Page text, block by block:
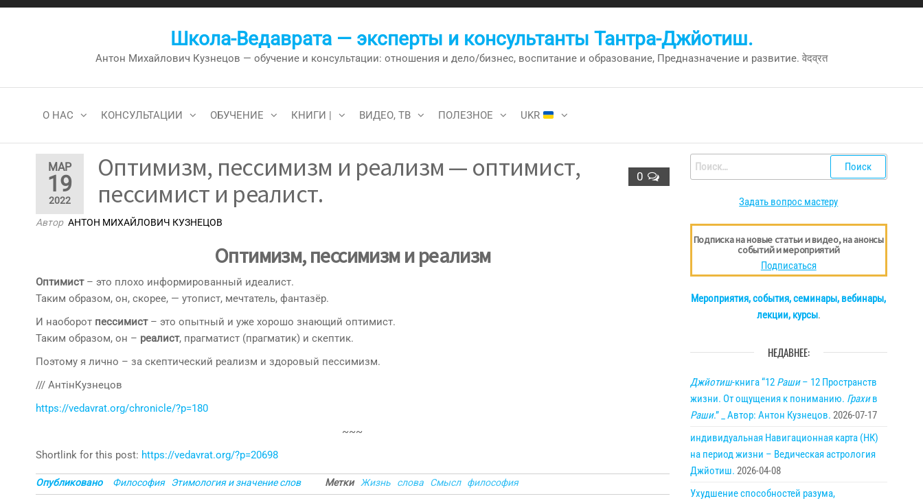
Перейти
Школа-Ведаврата — эксперты и консультанты Тантра-Джйотиш.
Антон Михайлович Кузнецов — обучение и консультации: отношения и дело/бизнес, воспитание и образование, Предназначение и развитие. वेदव्रत
О НАС КОНСУЛЬТАЦИИ ОБУЧЕНИЕ КНИГИ | ВИДЕО, ТВ ПОЛЕЗНОЕ UKR
МАР
19
2022
0
Оптимизм, пессимизм и реализм — оптимист,
пессимист и реалист.
Автор АНТОН МИХАЙЛОВИЧ КУЗНЕЦОВ
Оптимизм, пессимизм и реализм
Оптимист– это плохо информированный идеалист.
Таким образом, он, скорее, — утопист, мечтатель, фантазёр.
И наоборот пессимист– это опытный и уже хорошо знающий оптимист.
Таким образом, он – реалист, прагматист (прагматик) и скептик.
Поэтому я лично – за скептический реализм и здоровый пессимизм.
/// АнтінКузнецов
https://vedavrat.org/chronicle/?p=180
~~~
Shortlink for this post: https://vedavrat.org/?p=20698
Опубликовано Философия Этимология и значение слов Метки Жизнь слова Смысл философия
Найти:
Задать вопрос мастеру
Подписка на новые статьи и видео, на анонсы
событий и мероприятий
Подписаться
Мероприятия, события, семинары, вебинары,
лекции, курсы.
НЕДАВНЕЕ:
Джйотиш-книга “12 Раши– 12 Пространств
жизни. От ощущения к пониманию. Грахив
Раши.” _ Автор: Антон Кузнецов. 2026-07-17
индивидуальная Навигационная карта (НК)
на период жизни – Ведическая астрология
Джйотиш. 2026-04-08
Ухудшение способностей разума,